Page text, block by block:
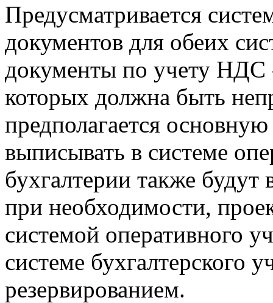
Предусматривается
документов для обеих
документы по учету НДС
которых должна быть
предполагается
выписывать в системе
бухгалтерии также будут
при необходимости,
системой оперативного
системе бухгалтерского
резервированием.